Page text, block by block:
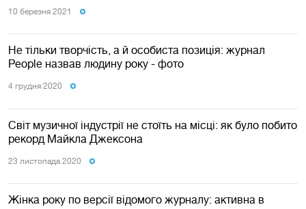
10 березня 2021
Не тільки творчість, а й особиста позиція: журнал
People назвав людину року - фото
4 грудня 2020
Світ музичної індустрії не стоїть на місці: як було побито
рекорд Майкла Джексона
23 листопада 2020
Жінка року по версії відомого журналу: активна в